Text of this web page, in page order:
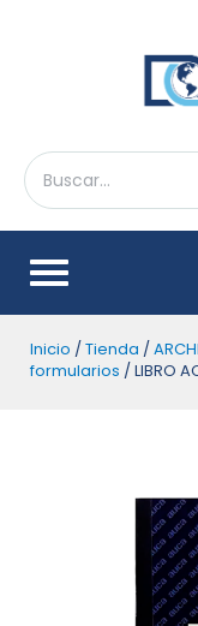
Inicio /Tienda /
formularios / LIBRO